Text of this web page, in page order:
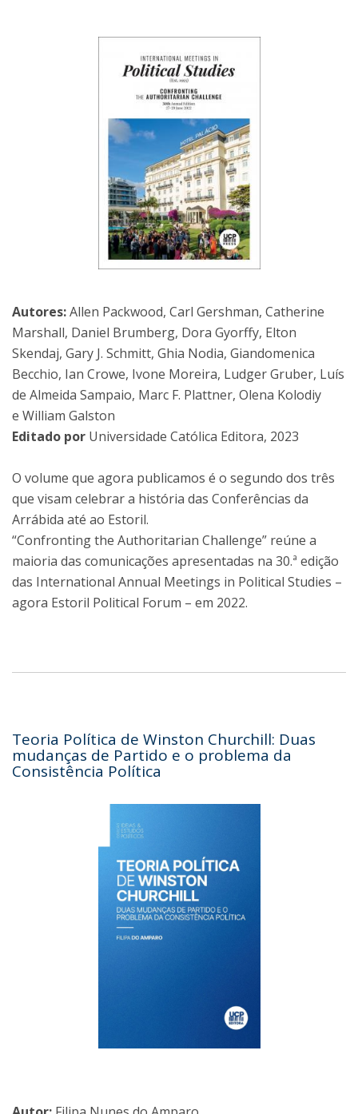
Autores:Allen Packwood, Carl Gershman, Catherine
Marshall, Daniel Brumberg, Dora Gyorffy, Elton
Skendaj, Gary J. Schmitt, Ghia Nodia, Giandomenica
Becchio, Ian Crowe, Ivone Moreira, Ludger Gruber, Luís
de Almeida Sampaio, Marc F. Plattner, Olena Kolodiy
e William Galston
Editado por Universidade Católica Editora, 2023
O volume que agora publicamos é o segundo dos três
que visam celebrar a história das Conferências da
Arrábida até ao Estoril.
“Confronting the Authoritarian Challenge” reúne a
maioria das comunicações apresentadas na 30.ª edição
das International Annual Meetings in Political Studies –
agora Estoril Political Forum – em 2022.
Teoria Política de Winston Churchill: Duas
mudanças de Partido e o problema da
Consistência Política